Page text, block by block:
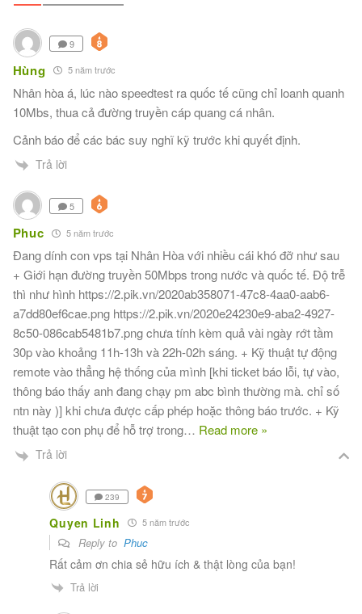
9
Hùng 5 năm trước
Nhân hòa á, lúc nào speedtest ra quốc tế cũng chỉ loanh quanh
10Mbs, thua cả đường truyền cáp quang cá nhân.
Cảnh báo để các bác suy nghĩ kỹ trước khi quyết định.
Trả lời
5
Phuc 5 năm trước
Đang dính con vps tại Nhân Hòa với nhiều cái khó đỡ như sau
+ Giới hạn đường truyền 50Mbps trong nước và quốc tế. Độ trễ
thì như hình https://2.pik.vn/2020ab358071-47c8-4aa0-aab6-
a7dd80ef6cae.png https://2.pik.vn/2020e24230e9-aba2-4927-
8c50-086cab5481b7.png chưa tính kèm quả vài ngày rớt tầm
30p vào khoảng 11h-13h và 22h-02h sáng. + Kỹ thuật tự động
remote vào thẳng hệ thống của mình [khi ticket báo lỗi, tự vào,
thông báo thấy anh đang chạy pm abc bình thường mà. chỉ số
ntn này )] khi chưa được cấp phép hoặc thông báo trước. + Kỹ
thuật tạo con phụ để hỗ trợ trong… Read more »
Trả lời
239
Quyen Linh 5 năm trước
Reply toPhuc
Rất cảm ơn chia sẻ hữu ích & thật lòng của bạn!
Trả lời